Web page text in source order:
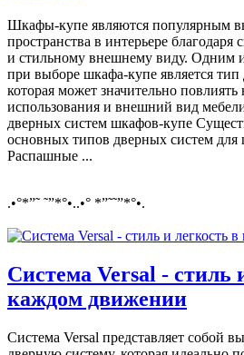
Шкафы-купе являются популярным
пространства в интерьере
и стильному внешнему виду. Одним
при выборе шкафа-купе является
которая может значительно повлиять
использования и внешний вид
дверных систем шкафов-купе
основных типов дверных систем для
Распашные ...
.•°*”˜ ˜”*°•..•° *”˜˜”*°•.
Система Versal - стиль
каждом движении
Система Versal представляет собой